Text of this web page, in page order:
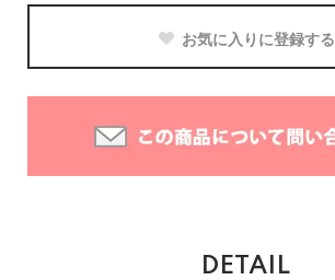
お気に入りに登録する
DETAIL